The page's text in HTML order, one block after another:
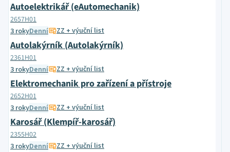
Autoelektrikář (eAutomechanik)
2657H01
3 rokyDenní ZZ + výuční list
Autolakýrník (Autolakýrník)
2361H01
3 rokyDenní ZZ + výuční list
Elektromechanik pro zařízení a přístroje
2652H01
3 rokyDenní ZZ + výuční list
Karosář (Klempíř-karosář)
2355H02
3 rokyDenní ZZ + výuční list